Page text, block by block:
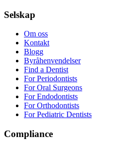
Selskap
Om oss
Kontakt
Blogg
Byråhenvendelser
Find a Dentist
For Periodontists
For Oral Surgeons
For Endodontists
For Orthodontists
For Pediatric Dentists
Compliance